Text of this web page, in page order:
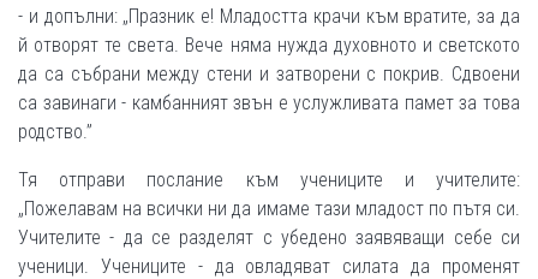
- и допълни: „Празник е! Младостта крачи към вратите, за да
й отворят те света. Вече няма нужда духовното и светското
да са събрани между стени и затворени с покрив. Сдвоени
са завинаги - камбанният звън е услужливата памет за това
родство.”
Тя отправи послание към учениците и учителите:
„Пожелавам на всички ни да имаме тази младост по пътя си.
Учителите - да се разделят с убедено заявяващи себе си
ученици. Учениците - да овладяват силата да променят